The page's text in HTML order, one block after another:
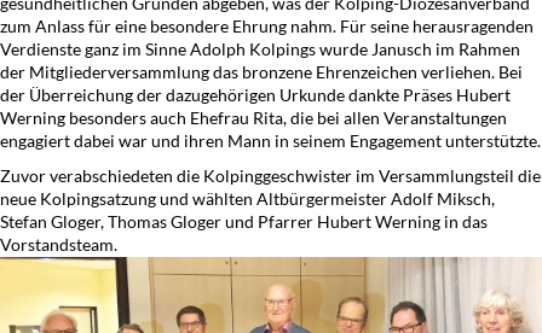
zum Anlass für eine besondere Ehrung nahm. Für seine herausragenden
Verdienste ganz im Sinne Adolph Kolpings wurde Janusch im Rahmen
der Mitgliederversammlung das bronzene Ehrenzeichen verliehen. Bei
der Überreichung der dazugehörigen Urkunde dankte Präses Hubert
Werning besonders auch Ehefrau Rita, die bei allen Veranstaltungen
engagiert dabei war und ihren Mann in seinem Engagement unterstützte.
Zuvor verabschiedeten die Kolpinggeschwister im Versammlungsteil die
neue Kolpingsatzung und wählten Altbürgermeister Adolf Miksch,
Stefan Gloger, Thomas Gloger und Pfarrer Hubert Werning in das
Vorstandsteam.